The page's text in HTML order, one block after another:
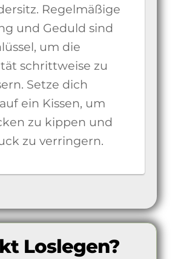
Regelmäßige
und Geduld sind
um die
schrittweise zu
Setze dich
ein Kissen, um
zu kippen und
zu verringern.
Loslegen?